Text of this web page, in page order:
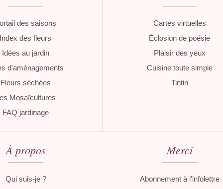
des saisons
Index des fleurs
Idées au jardin
d'aménagements
Fleurs séchées
Mosaïcultures
FAQ jardinage
Cartes virtuelles
Éclosion de poésie
Plaisir des yeux
Cuisine toute simple
Tintin
À propos
Qui suis-je ?
Merci
Abonnement à l'infolettre